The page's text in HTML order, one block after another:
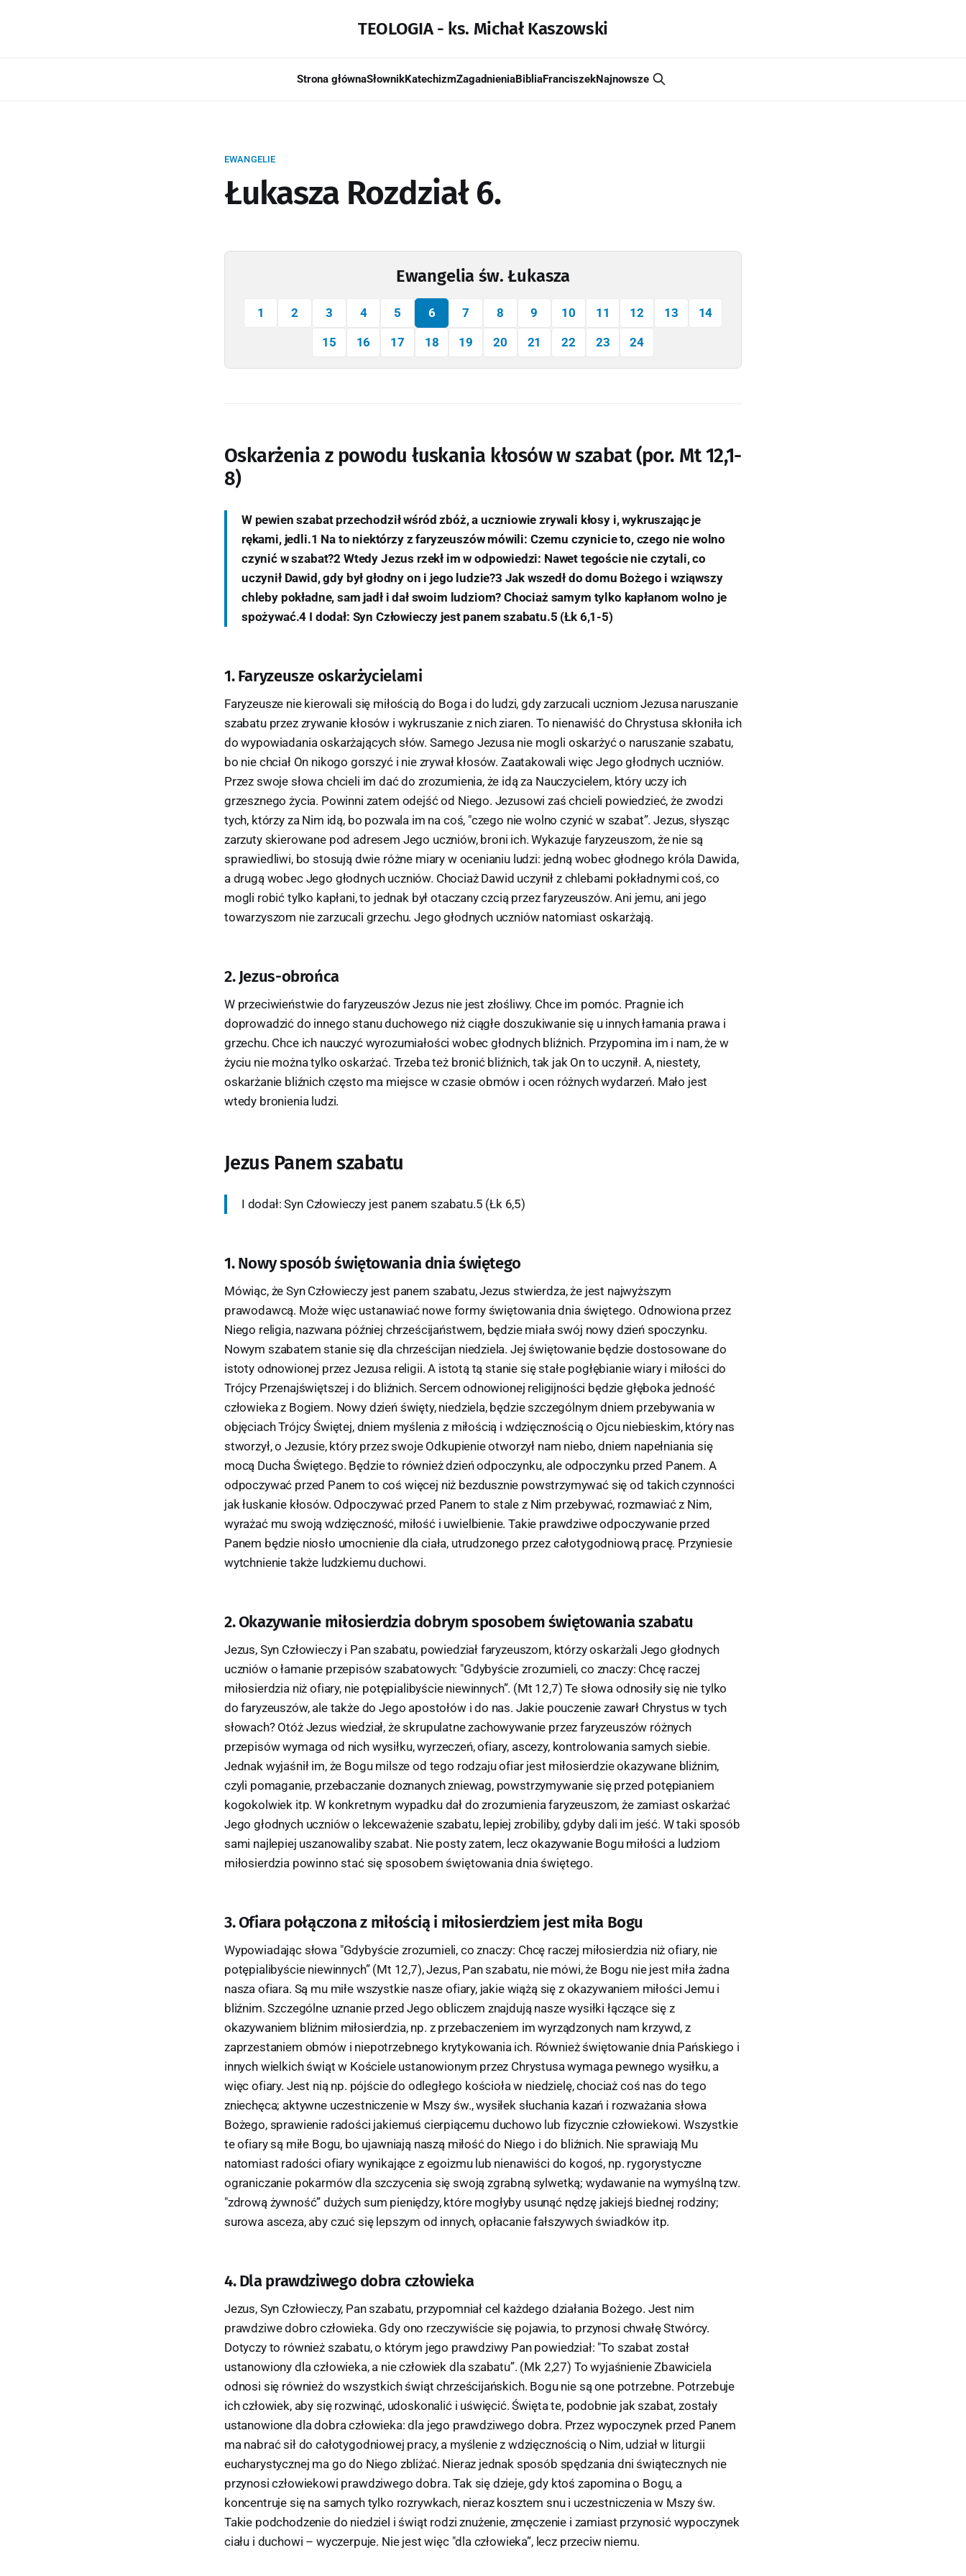
TEOLOGIA - ks. Michał Kaszowski
Strona głównaSłownikKatechizmZagadnieniaBibliaFranciszekNajnowsze
EWANGELIE
Łukasza Rozdział 6.
Ewangelia św. Łukasza
1 2 3 4 5 6 7 8 9 10 11 12 13 14
15 16 17 18 19 20 21 22 23 24
Oskarżenia z powodu łuskania kłosów w szabat (por. Mt 12,1-
8)
W pewien szabat przechodził wśród zbóż, a uczniowie zrywali kłosy i, wykruszając je
rękami, jedli.1 Na to niektórzy z faryzeuszów mówili: Czemu czynicie to, czego nie wolno
czynić w szabat?2 Wtedy Jezus rzekł im w odpowiedzi: Nawet tegoście nie czytali, co
uczynił Dawid, gdy był głodny on i jego ludzie?3 Jak wszedł do domu Bożego i wziąwszy
chleby pokładne, sam jadł i dał swoim ludziom? Chociaż samym tylko kapłanom wolno je
spożywać.4 I dodał: Syn Człowieczy jest panem szabatu.5 (Łk 6,1-5)
1. Faryzeusze oskarżycielami
Faryzeusze nie kierowali się miłością do Boga i do ludzi, gdy zarzucali uczniom Jezusa naruszanie
szabatu przez zrywanie kłosów i wykruszanie z nich ziaren. To nienawiść do Chrystusa skłoniła ich
do wypowiadania oskarżających słów. Samego Jezusa nie mogli oskarżyć o naruszanie szabatu,
bo nie chciał On nikogo gorszyć i nie zrywał kłosów. Zaatakowali więc Jego głodnych uczniów.
Przez swoje słowa chcieli im dać do zrozumienia, że idą za Nauczycielem, który uczy ich
grzesznego życia. Powinni zatem odejść od Niego. Jezusowi zaś chcieli powiedzieć, że zwodzi
tych, którzy za Nim idą, bo pozwala im na coś, "czego nie wolno czynić w szabat”. Jezus, słysząc
zarzuty skierowane pod adresem Jego uczniów, broni ich. Wykazuje faryzeuszom, że nie są
sprawiedliwi, bo stosują dwie różne miary w ocenianiu ludzi: jedną wobec głodnego króla Dawida,
a drugą wobec Jego głodnych uczniów. Chociaż Dawid uczynił z chlebami pokładnymi coś, co
mogli robić tylko kapłani, to jednak był otaczany czcią przez faryzeuszów. Ani jemu, ani jego
towarzyszom nie zarzucali grzechu. Jego głodnych uczniów natomiast oskarżają.
2. Jezus-obrońca
W przeciwieństwie do faryzeuszów Jezus nie jest złośliwy. Chce im pomóc. Pragnie ich
doprowadzić do innego stanu duchowego niż ciągłe doszukiwanie się u innych łamania prawa i
grzechu. Chce ich nauczyć wyrozumiałości wobec głodnych bliźnich. Przypomina im i nam, że w
życiu nie można tylko oskarżać. Trzeba też bronić bliźnich, tak jak On to uczynił. A, niestety,
oskarżanie bliźnich często ma miejsce w czasie obmów i ocen różnych wydarzeń. Mało jest
wtedy bronienia ludzi.
Jezus Panem szabatu
I dodał: Syn Człowieczy jest panem szabatu.5 (Łk 6,5)
1. Nowy sposób świętowania dnia świętego
Mówiąc, że Syn Człowieczy jest panem szabatu, Jezus stwierdza, że jest najwyższym
prawodawcą. Może więc ustanawiać nowe formy świętowania dnia świętego. Odnowiona przez
Niego religia, nazwana później chrześcijaństwem, będzie miała swój nowy dzień spoczynku.
Nowym szabatem stanie się dla chrześcijan niedziela. Jej świętowanie będzie dostosowane do
istoty odnowionej przez Jezusa religii. A istotą tą stanie się stałe pogłębianie wiary i miłości do
Trójcy Przenajświętszej i do bliźnich. Sercem odnowionej religijności będzie głęboka jedność
człowieka z Bogiem. Nowy dzień święty, niedziela, będzie szczególnym dniem przebywania w
objęciach Trójcy Świętej, dniem myślenia z miłością i wdzięcznością o Ojcu niebieskim, który nas
stworzył, o Jezusie, który przez swoje Odkupienie otworzył nam niebo, dniem napełniania się
mocą Ducha Świętego. Będzie to również dzień odpoczynku, ale odpoczynku przed Panem. A
odpoczywać przed Panem to coś więcej niż bezdusznie powstrzymywać się od takich czynności
jak łuskanie kłosów. Odpoczywać przed Panem to stale z Nim przebywać, rozmawiać z Nim,
wyrażać mu swoją wdzięczność, miłość i uwielbienie. Takie prawdziwe odpoczywanie przed
Panem będzie niosło umocnienie dla ciała, utrudzonego przez całotygodniową pracę. Przyniesie
wytchnienie także ludzkiemu duchowi.
2. Okazywanie miłosierdzia dobrym sposobem świętowania szabatu
Jezus, Syn Człowieczy i Pan szabatu, powiedział faryzeuszom, którzy oskarżali Jego głodnych
uczniów o łamanie przepisów szabatowych: "Gdybyście zrozumieli, co znaczy: Chcę raczej
miłosierdzia niż ofiary, nie potępialibyście niewinnych”. (Mt 12,7) Te słowa odnosiły się nie tylko
do faryzeuszów, ale także do Jego apostołów i do nas. Jakie pouczenie zawarł Chrystus w tych
słowach? Otóż Jezus wiedział, że skrupulatne zachowywanie przez faryzeuszów różnych
przepisów wymaga od nich wysiłku, wyrzeczeń, ofiary, ascezy, kontrolowania samych siebie.
Jednak wyjaśnił im, że Bogu milsze od tego rodzaju ofiar jest miłosierdzie okazywane bliźnim,
czyli pomaganie, przebaczanie doznanych zniewag, powstrzymywanie się przed potępianiem
kogokolwiek itp. W konkretnym wypadku dał do zrozumienia faryzeuszom, że zamiast oskarżać
Jego głodnych uczniów o lekceważenie szabatu, lepiej zrobiliby, gdyby dali im jeść. W taki sposób
sami najlepiej uszanowaliby szabat. Nie posty zatem, lecz okazywanie Bogu miłości a ludziom
miłosierdzia powinno stać się sposobem świętowania dnia świętego.
3. Ofiara połączona z miłością i miłosierdziem jest miła Bogu
Wypowiadając słowa "Gdybyście zrozumieli, co znaczy: Chcę raczej miłosierdzia niż ofiary, nie
potępialibyście niewinnych” (Mt 12,7), Jezus, Pan szabatu, nie mówi, że Bogu nie jest miła żadna
nasza ofiara. Są mu miłe wszystkie nasze ofiary, jakie wiążą się z okazywaniem miłości Jemu i
bliźnim. Szczególne uznanie przed Jego obliczem znajdują nasze wysiłki łączące się z
okazywaniem bliźnim miłosierdzia, np. z przebaczeniem im wyrządzonych nam krzywd, z
zaprzestaniem obmów i niepotrzebnego krytykowania ich. Również świętowanie dnia Pańskiego i
innych wielkich świąt w Kościele ustanowionym przez Chrystusa wymaga pewnego wysiłku, a
więc ofiary. Jest nią np. pójście do odległego kościoła w niedzielę, chociaż coś nas do tego
zniechęca; aktywne uczestniczenie w Mszy św., wysiłek słuchania kazań i rozważania słowa
Bożego, sprawienie radości jakiemuś cierpiącemu duchowo lub fizycznie człowiekowi. Wszystkie
te ofiary są miłe Bogu, bo ujawniają naszą miłość do Niego i do bliźnich. Nie sprawiają Mu
natomiast radości ofiary wynikające z egoizmu lub nienawiści do kogoś, np. rygorystyczne
ograniczanie pokarmów dla szczycenia się swoją zgrabną sylwetką; wydawanie na wymyślną tzw.
"zdrową żywność” dużych sum pieniędzy, które mogłyby usunąć nędzę jakiejś biednej rodziny;
surowa asceza, aby czuć się lepszym od innych, opłacanie fałszywych świadków itp.
4. Dla prawdziwego dobra człowieka
Jezus, Syn Człowieczy, Pan szabatu, przypomniał cel każdego działania Bożego. Jest nim
prawdziwe dobro człowieka. Gdy ono rzeczywiście się pojawia, to przynosi chwałę Stwórcy.
Dotyczy to również szabatu, o którym jego prawdziwy Pan powiedział: "To szabat został
ustanowiony dla człowieka, a nie człowiek dla szabatu”. (Mk 2,27) To wyjaśnienie Zbawiciela
odnosi się również do wszystkich świąt chrześcijańskich. Bogu nie są one potrzebne. Potrzebuje
ich człowiek, aby się rozwinąć, udoskonalić i uświęcić. Święta te, podobnie jak szabat, zostały
ustanowione dla dobra człowieka: dla jego prawdziwego dobra. Przez wypoczynek przed Panem
ma nabrać sił do całotygodniowej pracy, a myślenie z wdzięcznością o Nim, udział w liturgii
eucharystycznej ma go do Niego zbliżać. Nieraz jednak sposób spędzania dni świątecznych nie
przynosi człowiekowi prawdziwego dobra. Tak się dzieje, gdy ktoś zapomina o Bogu, a
koncentruje się na samych tylko rozrywkach, nieraz kosztem snu i uczestniczenia w Mszy św.
Takie podchodzenie do niedziel i świąt rodzi znużenie, zmęczenie i zamiast przynosić wypoczynek
ciału i duchowi – wyczerpuje. Nie jest więc "dla człowieka”, lecz przeciw niemu.